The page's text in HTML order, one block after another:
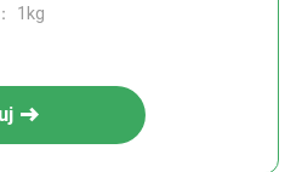
skręcania drutu 1250
1kg